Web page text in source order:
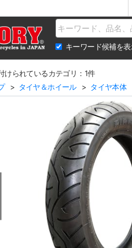
Name
キーワード候補を
けられているカテゴリ：1件
タイヤ＆ホイール タイヤ本体